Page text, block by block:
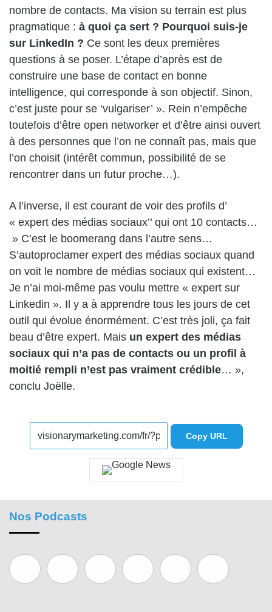
nombre de contacts. Ma vision su terrain est plus
pragmatique : à quoi ça sert ? Pourquoi suis-je
sur LinkedIn ? Ce sont les deux premières
questions à se poser. L’étape d’après est de
construire une base de contact en bonne
intelligence, qui corresponde à son objectif. Sinon,
c’est juste pour se ‘vulgariser’ ». Rein n’empêche
toutefois d’être open networker et d’être ainsi ouvert
à des personnes que l’on ne connaît pas, mais que
l’on choisit (intérêt commun, possibilité de se
rencontrer dans un futur proche…).
A l’inverse, il est courant de voir des profils d’
« expert des médias sociaux’’ qui ont 10 contacts…
» C’est le boomerang dans l’autre sens…
S’autoproclamer expert des médias sociaux quand
on voit le nombre de médias sociaux qui existent…
Je n’ai moi-même pas voulu mettre « expert sur
Linkedin ». Il y a à apprendre tous les jours de cet
outil qui évolue énormément. C’est très joli, ça fait
beau d’être expert. Mais un expert des médias
sociaux qui n’a pas de contacts ou un profil à
moitié rempli n’est pas vraiment crédible… »,
conclu Joëlle.
Copy URL
Nos Podcasts